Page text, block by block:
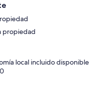
propiedad
local incluido disponible